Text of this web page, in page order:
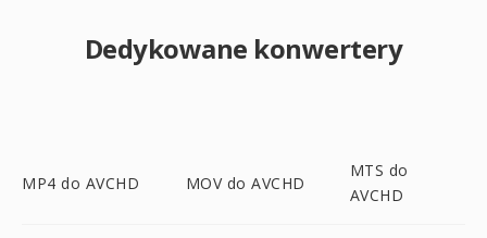
Dedykowane konwertery
MP4 do AVCHD MOV do AVCHD
MTS do
AVCHD